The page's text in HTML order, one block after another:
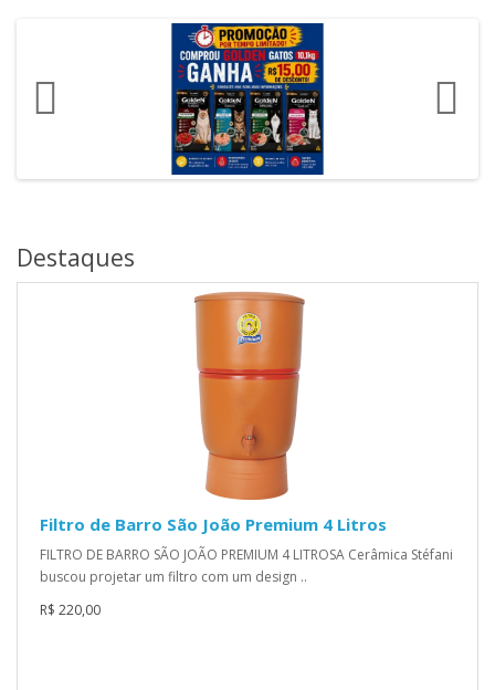
Destaques
Filtro de Barro São João Premium 4 Litros
FILTRO DE BARRO SÃO JOÃO PREMIUM 4 LITROSA Cerâmica Stéfani
buscou projetar um filtro com um design ..
R$ 220,00